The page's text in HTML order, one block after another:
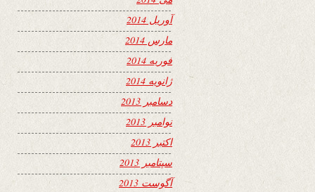
آوریل 2014
مارس 2014
فوریه 2014
ژانویه 2014
دسامبر 2013
نوامبر 2013
اکتبر 2013
سپتامبر 2013
آگوست 2013